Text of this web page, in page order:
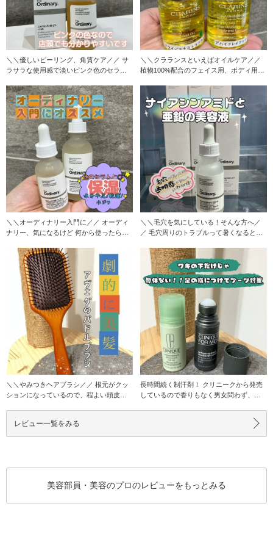
＼＼優しいピーリング、角質ケア／／ サ
ラサラな使用感で淡いピンク色のセラム
＼＼クラランスといえばオイルケア／／
植物100%配合のフェイス用、ボディ用の
＼＼オーディナリー入門に／／ オーディ
ナリー、気になるけど 何から使ったらい
＼＼毛穴を気にしている！そんな方へ／
／ 毛穴周りのトラブルって暑くなると気
＼＼やみつきヘアブラシ／／ 根元がクッ
ションになっているので、程よい頭皮に
長時間続く制汗剤！ クリニークから発売
しているので香りもなく男女問わず、ど
レビュー一覧をみる
美容部員・美容のプロのレビューをもっとみる